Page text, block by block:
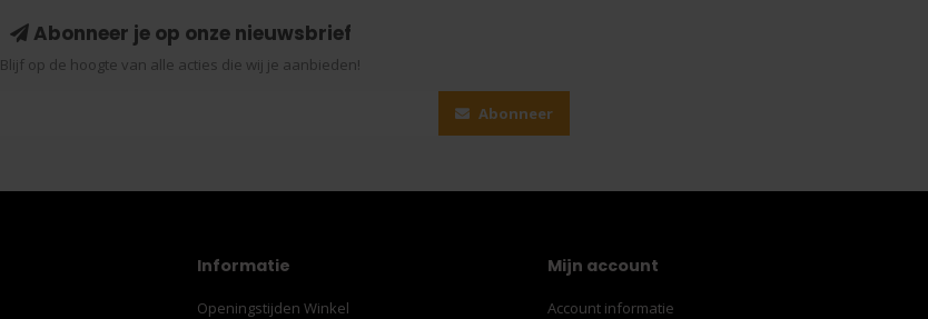
Abonneer je op onze nieuwsbrief
Blijf op de hoogte van alle acties die wij je aanbieden!
Abonneer
Informatie
Openingstijden Winkel
Mijn account
Account informatie